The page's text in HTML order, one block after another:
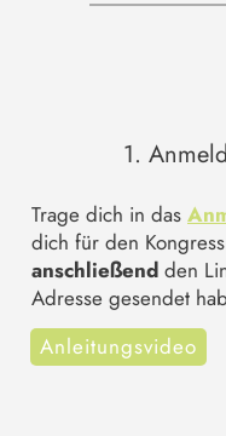
1.
Trage dich in das
dich für den
anschließend den
Adresse gesendet
Anleitungsvideo